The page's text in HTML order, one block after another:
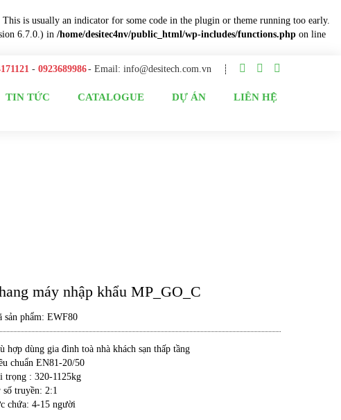
is usually an indicator for some code in the plugin or theme running too early.
6.7.0.) in /home/desitec4nv/public_html/wp-includes/functions.php on line
- 0923689986- Email: info@desitech.com.vn
TIN TỨC CATALOGUE DỰ ÁN LIÊN HỆ
máy nhập khẩu MP_GO_C
sản phẩm: EWF80
hợp dùng gia đình toà nhà khách sạn thấp tầng
chuẩn EN81-20/50
trọng : 320-1125kg
số truyền: 2:1
chứa: 4-15 người